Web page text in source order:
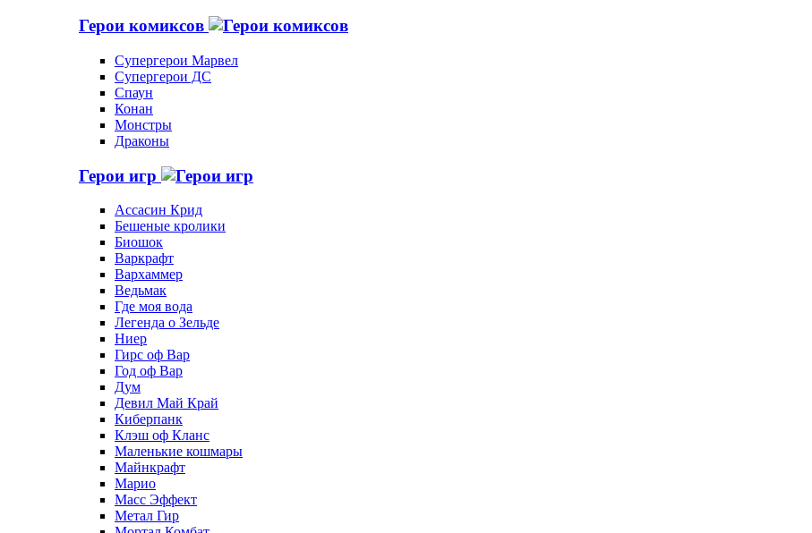
Герои комиксов
Супергерои Марвел
Супергерои ДС
Спаун
Конан
Монстры
Драконы
Герои игр
Ассасин Крид
Бешеные кролики
Биошок
Варкрафт
Вархаммер
Ведьмак
Где моя вода
Легенда о Зельде
Ниер
Гирс оф Вар
Год оф Вар
Дум
Девил Май Край
Киберпанк
Клэш оф Кланс
Маленькие кошмары
Майнкрафт
Марио
Масс Эффект
Метал Гир